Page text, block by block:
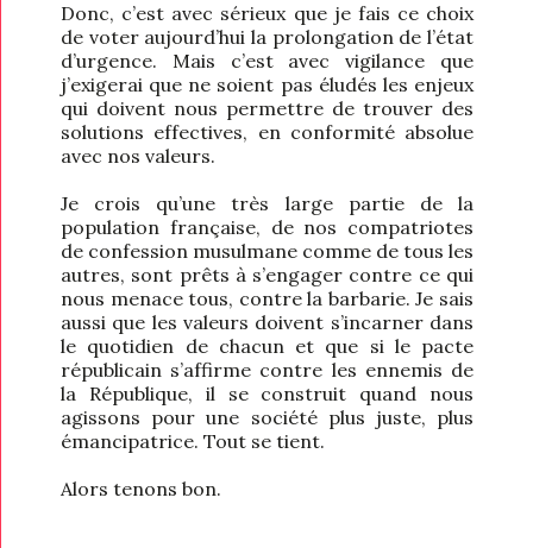
Donc, c’est avec sérieux que je fais ce choix
de voter aujourd’hui la prolongation de l’état
d’urgence. Mais c’est avec vigilance que
j’exigerai que ne soient pas éludés les enjeux
qui doivent nous permettre de trouver des
solutions effectives, en conformité absolue
avec nos valeurs.
Je crois qu’une très large partie de la
population française, de nos compatriotes
de confession musulmane comme de tous les
autres, sont prêts à s’engager contre ce qui
nous menace tous, contre la barbarie. Je sais
aussi que les valeurs doivent s’incarner dans
le quotidien de chacun et que si le pacte
républicain s’affirme contre les ennemis de
la République, il se construit quand nous
agissons pour une société plus juste, plus
émancipatrice. Tout se tient.
Alors tenons bon.